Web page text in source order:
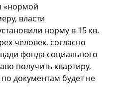
«нормой
власти
норму в 15 кв.
человек, согласно
фонда социального
получить квартиру,
документам будет не